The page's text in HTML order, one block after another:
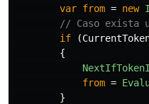
var from = new
// Caso exista
if
(
{
from =
}